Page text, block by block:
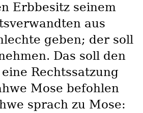
Erbbesitz seinem
aus
geben; der soll
Das soll den
Rechtssatzung
Mose befohlen
sprach zu Mose: